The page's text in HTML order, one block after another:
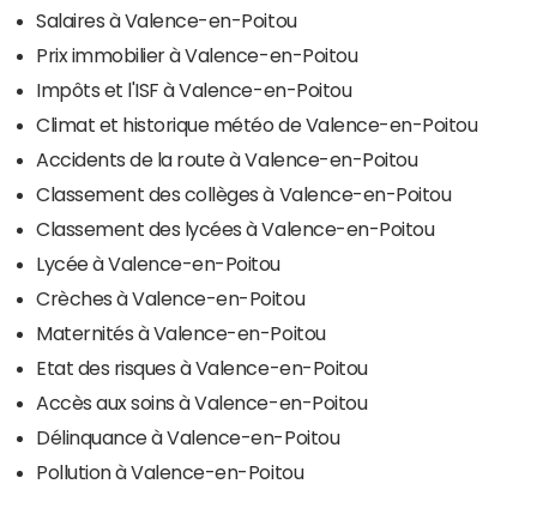
Salaires à Valence-en-Poitou
Prix immobilier à Valence-en-Poitou
Impôts et l'ISF à Valence-en-Poitou
Climat et historique météo de Valence-en-Poitou
Accidents de la route à Valence-en-Poitou
Classement des collèges à Valence-en-Poitou
Classement des lycées à Valence-en-Poitou
Lycée à Valence-en-Poitou
Crèches à Valence-en-Poitou
Maternités à Valence-en-Poitou
Etat des risques à Valence-en-Poitou
Accès aux soins à Valence-en-Poitou
Délinquance à Valence-en-Poitou
Pollution à Valence-en-Poitou